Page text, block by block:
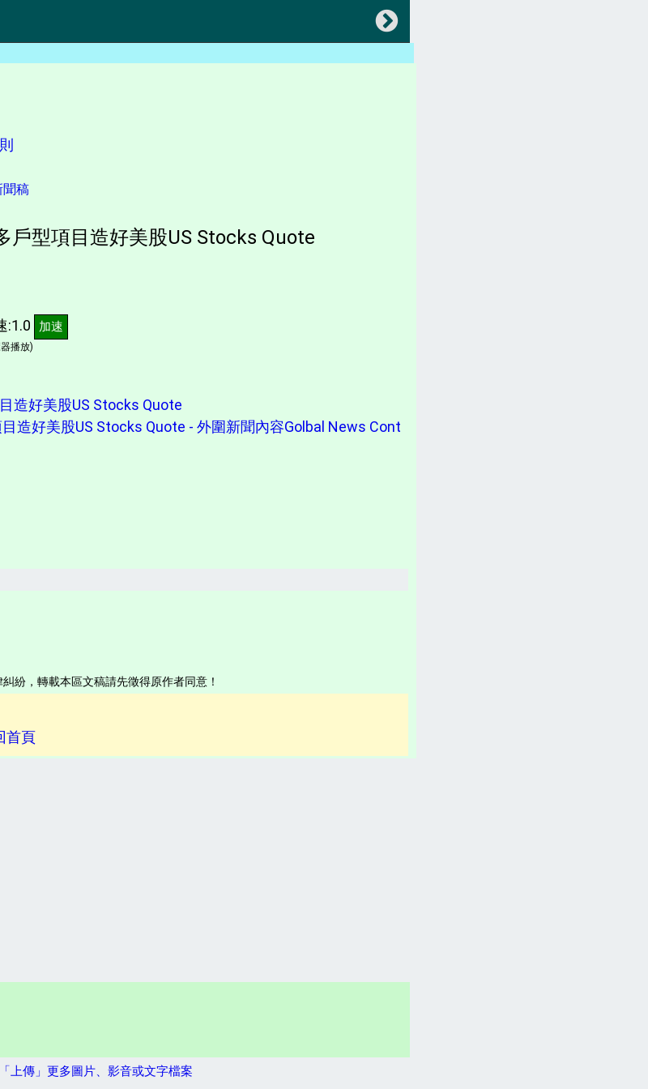
聞稿
戶型項目造好美股US Stocks Quote
:1.0 加速
播放)
造好美股US Stocks Quote
造好美股US Stocks Quote - 外圍新聞內容Golbal News Cont
紛，轉載本區文稿請先徵得原作者同意！
首頁
上傳」更多圖片、影音或文字檔案